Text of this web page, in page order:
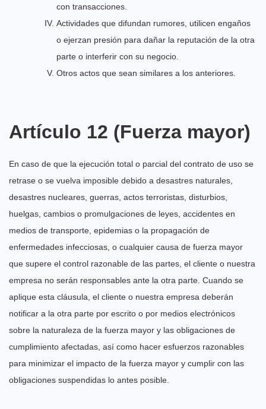
con transacciones.
Actividades que difundan rumores, utilicen engaños
o ejerzan presión para dañar la reputación de la otra
parte o interferir con su negocio.
Otros actos que sean similares a los anteriores.
Artículo 12 (Fuerza mayor)
En caso de que la ejecución total o parcial del contrato de uso se
retrase o se vuelva imposible debido a desastres naturales,
desastres nucleares, guerras, actos terroristas, disturbios,
huelgas, cambios o promulgaciones de leyes, accidentes en
medios de transporte, epidemias o la propagación de
enfermedades infecciosas, o cualquier causa de fuerza mayor
que supere el control razonable de las partes, el cliente o nuestra
empresa no serán responsables ante la otra parte. Cuando se
aplique esta cláusula, el cliente o nuestra empresa deberán
notificar a la otra parte por escrito o por medios electrónicos
sobre la naturaleza de la fuerza mayor y las obligaciones de
cumplimiento afectadas, así como hacer esfuerzos razonables
para minimizar el impacto de la fuerza mayor y cumplir con las
obligaciones suspendidas lo antes posible.